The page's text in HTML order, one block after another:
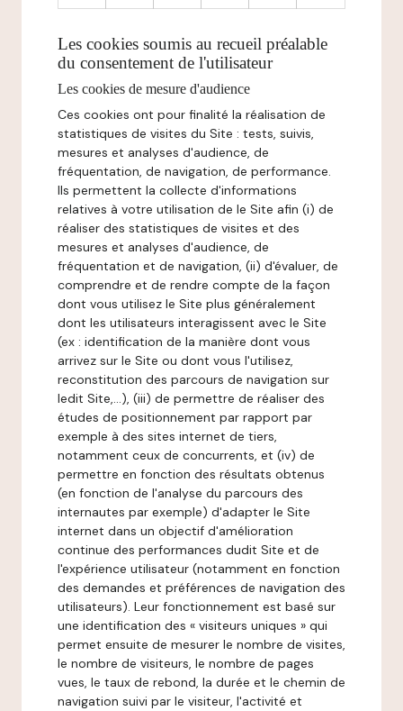
Les cookies soumis au recueil préalable
du consentement de l'utilisateur
Les cookies de mesure d'audience
Ces cookies ont pour finalité la réalisation de
statistiques de visites du Site : tests, suivis,
mesures et analyses d'audience, de
fréquentation, de navigation, de performance.
Ils permettent la collecte d'informations
relatives à votre utilisation de le Site afin (i) de
réaliser des statistiques de visites et des
mesures et analyses d'audience, de
fréquentation et de navigation, (ii) d'évaluer, de
comprendre et de rendre compte de la façon
dont vous utilisez le Site plus généralement
dont les utilisateurs interagissent avec le Site
(ex : identification de la manière dont vous
arrivez sur le Site ou dont vous l'utilisez,
reconstitution des parcours de navigation sur
ledit Site,...), (iii) de permettre de réaliser des
études de positionnement par rapport par
exemple à des sites internet de tiers,
notamment ceux de concurrents, et (iv) de
permettre en fonction des résultats obtenus
(en fonction de l'analyse du parcours des
internautes par exemple) d'adapter le Site
internet dans un objectif d'amélioration
continue des performances dudit Site et de
l'expérience utilisateur (notamment en fonction
des demandes et préférences de navigation des
utilisateurs). Leur fonctionnement est basé sur
une identification des « visiteurs uniques » qui
permet ensuite de mesurer le nombre de visites,
le nombre de visiteurs, le nombre de pages
vues, le taux de rebond, la durée et le chemin de
navigation suivi par le visiteur, l'activité et